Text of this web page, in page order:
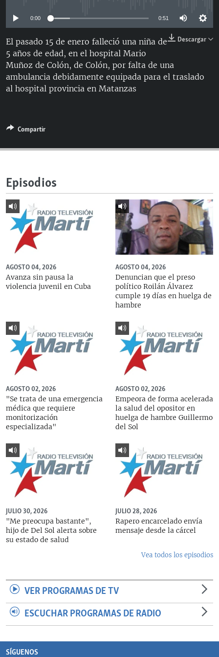
ESPECIALES
ESPECIALES
LA REALIDAD DE LA VIVIENDA EN CUBA
SER VIEJO EN CUBA
DESINFORMACIÓN RUSA EN AMÉRICA LATINA
LA INVASIÓN DE RUSIA A UCRANIA
MULTIMEDIA
EDITORIALES
SÍGUENOS
0:00 0:51
Descargar
El pasado 15 de enero falleció una niña de
5 años de edad, en el hospital Mario
Muñoz de Colón, de Colón, por falta de una
ambulancia debidamente equipada para el traslado
al hospital provincia en Matanzas
Compartir
Episodios
AGOSTO 04, 2026
Avanza sin pausa la
violencia juvenil en Cuba
AGOSTO 04, 2026
Denuncian que el preso
político Roilán Álvarez
cumple 19 días en huelga de
hambre
AGOSTO 02, 2026
"Se trata de una emergencia
médica que requiere
monitorización
especializada"
AGOSTO 02, 2026
Empeora de forma acelerada
la salud del opositor en
huelga de hambre Guillermo
del Sol
JULIO 30, 2026
"Me preocupa bastante",
hijo de Del Sol alerta sobre
su estado de salud
JULIO 28, 2026
Rapero encarcelado envía
mensaje desde la cárcel
Vea todos los episodios
VER PROGRAMAS DE TV
ESCUCHAR PROGRAMAS DE RADIO
SÍGUENOS